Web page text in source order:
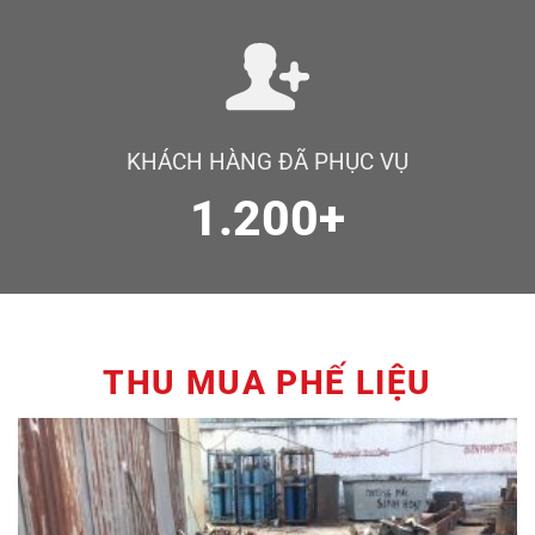
KHÁCH HÀNG ĐÃ PHỤC VỤ
1.200+
THU MUA PHẾ LIỆU